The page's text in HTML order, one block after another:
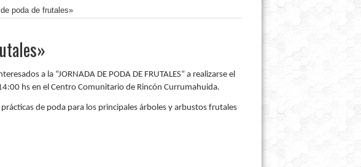
poda de frutales»
a la “JORNADA DE PODA DE FRUTALES” a realizarse el
hs en el Centro Comunitario de Rincón Currumahuida.
de poda para los principales árboles y arbustos frutales